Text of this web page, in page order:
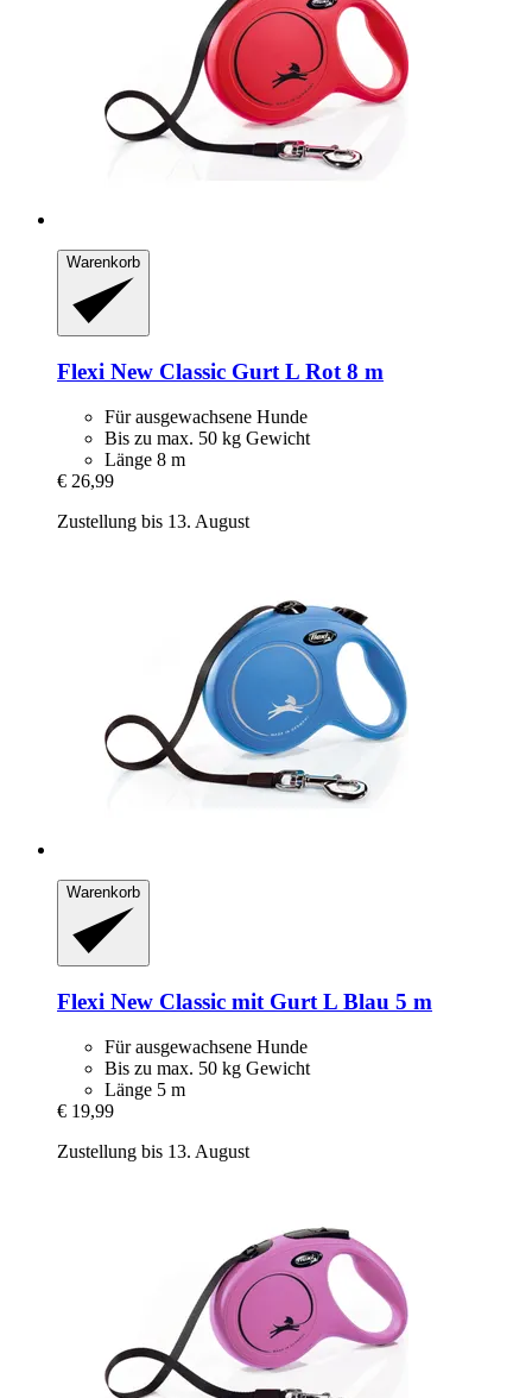
Warenkorb
Flexi New Classic Gurt L Rot 8 m
Für ausgewachsene Hunde
Bis zu max. 50 kg Gewicht
Länge 8 m
€ 26,99
Zustellung bis 13. August
Warenkorb
Flexi New Classic mit Gurt L Blau 5 m
Für ausgewachsene Hunde
Bis zu max. 50 kg Gewicht
Länge 5 m
€ 19,99
Zustellung bis 13. August